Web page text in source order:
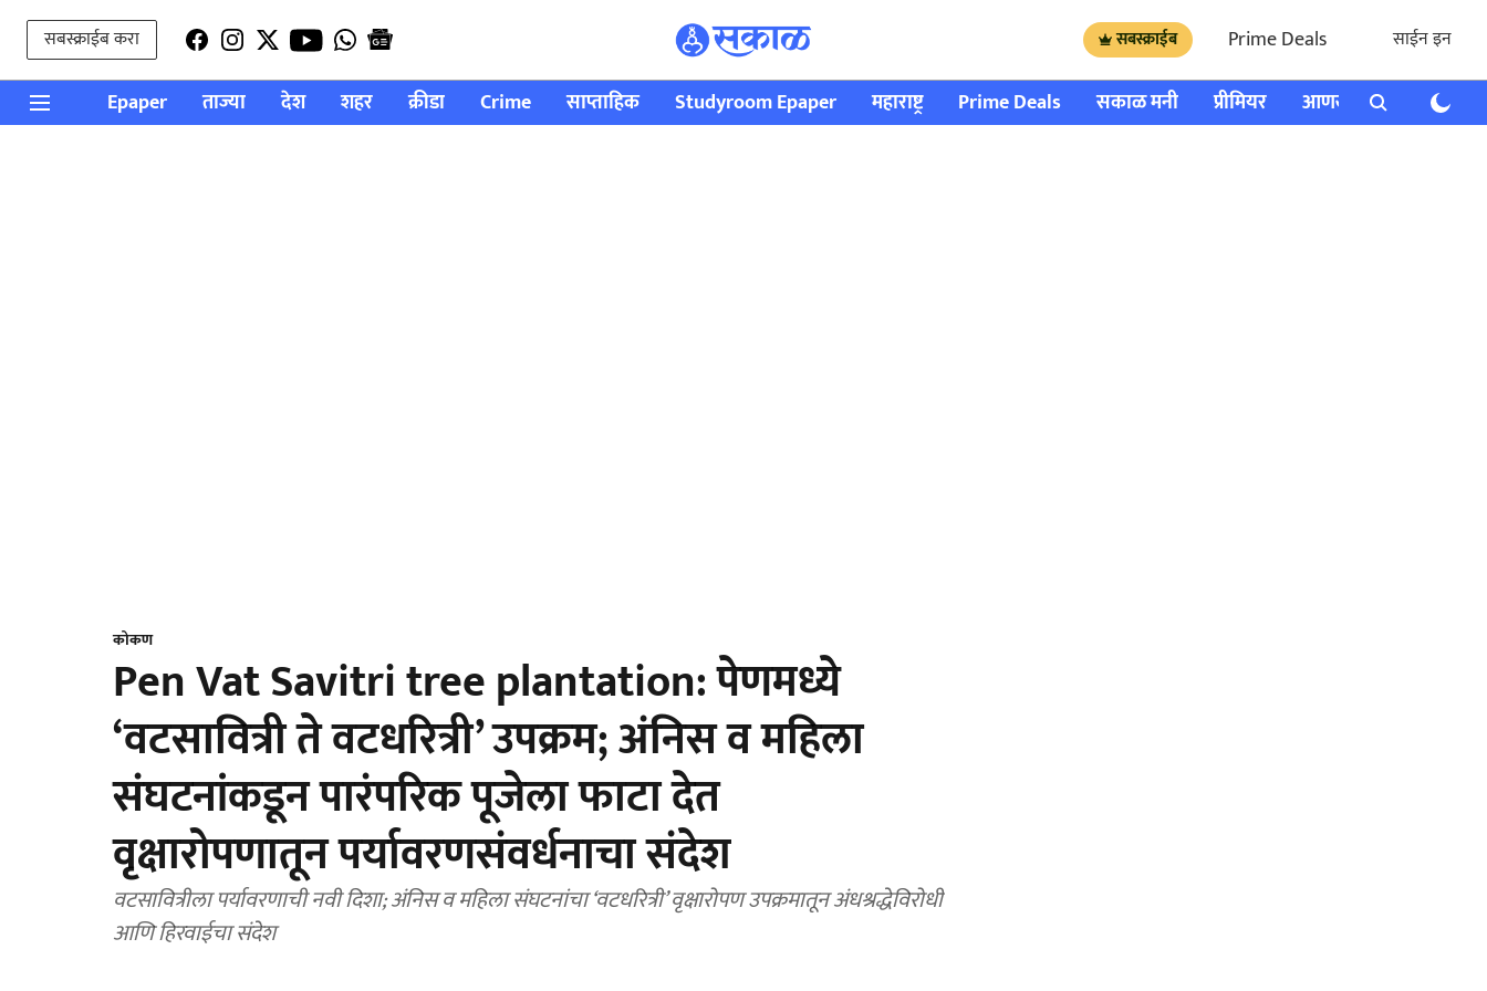
सबस्क्राईब करा सबस्क्राईब Prime Deals साईन इन
Epaper ताज्या देश शहर क्रीडा Crime साप्ताहिक Studyroom Epaper महाराष्ट्र Prime Deals सकाळ मनी प्रीमियर आणखी राशी भविष्य
कोकण
Pen Vat Savitri tree plantation: पेणमध्ये
‘वटसावित्री ते वटधरित्री’ उपक्रम; अंनिस व महिला
संघटनांकडून पारंपरिक पूजेला फाटा देत
वृक्षारोपणातून पर्यावरणसंवर्धनाचा संदेश
वटसावित्रीला पर्यावरणाची नवी दिशा; अंनिस व महिला संघटनांचा ‘वटधरित्री’ वृक्षारोपण उपक्रमातून अंधश्रद्धेविरोधी
आणि हिरवाईचा संदेश